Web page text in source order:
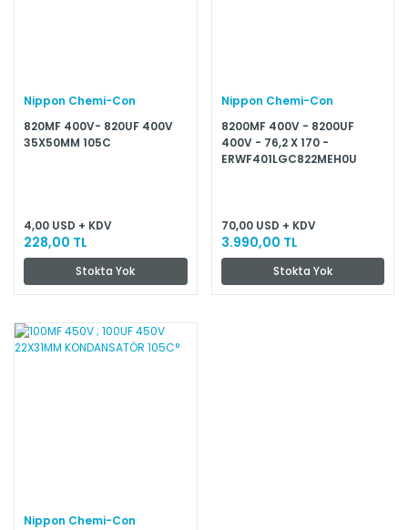
Nippon Chemi-Con
820MF 400V- 820UF 400V
35X50MM 105C
4,00 USD + KDV
228,00 TL
Stokta Yok
Nippon Chemi-Con
8200MF 400V - 8200UF
400V - 76,2 X 170 -
ERWF401LGC822MEH0U
70,00 USD + KDV
3.990,00 TL
Stokta Yok
Nippon Chemi-Con